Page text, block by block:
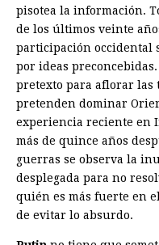
pisotea la información.
de los últimos veinte
participación occidental
por ideas
pretexto para aflorar las
pretenden dominar
experiencia reciente en
más de quince años
guerras se observa la
desplegada para no
quién es más fuerte en
de evitar lo absurdo.